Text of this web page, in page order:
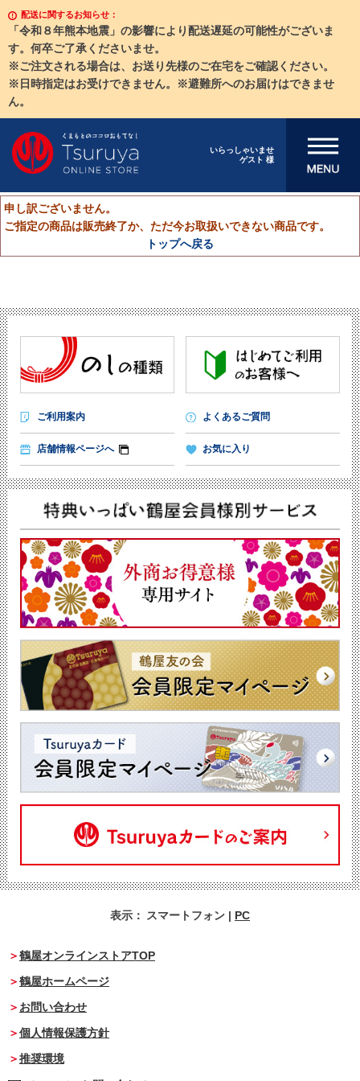
配送に関するお知らせ：
「令和８年熊本地震」の影響により配送遅延の可能性がございま
す。何卒ご了承くださいませ。
※ご注文される場合は、お送り先様のご在宅をご確認ください。
※日時指定はお受けできません。※避難所へのお届けはできませ
ん。
いらっしゃいませ
ゲスト 様
メニューを開
申し訳ございません。
ご指定の商品は販売終了か、ただ今お取扱いできない商品です。
トップへ戻る
ご利用案内 よくあるご質問
店舗情報ページへ お気に入り
表示： スマートフォン | PC
鶴屋オンラインストアTOP
鶴屋ホームページ
お問い合わせ
個人情報保護方針
推奨環境